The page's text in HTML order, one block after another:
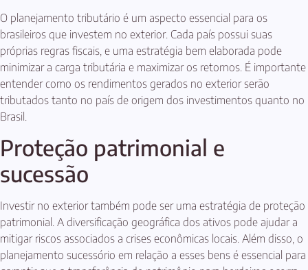
O planejamento tributário é um aspecto essencial para os
brasileiros que investem no exterior. Cada país possui suas
próprias regras fiscais, e uma estratégia bem elaborada pode
minimizar a carga tributária e maximizar os retornos. É importante
entender como os rendimentos gerados no exterior serão
tributados tanto no país de origem dos investimentos quanto no
Brasil.
Proteção patrimonial e
sucessão
Investir no exterior também pode ser uma estratégia de proteção
patrimonial. A diversificação geográfica dos ativos pode ajudar a
mitigar riscos associados a crises econômicas locais. Além disso, o
planejamento sucessório em relação a esses bens é essencial para